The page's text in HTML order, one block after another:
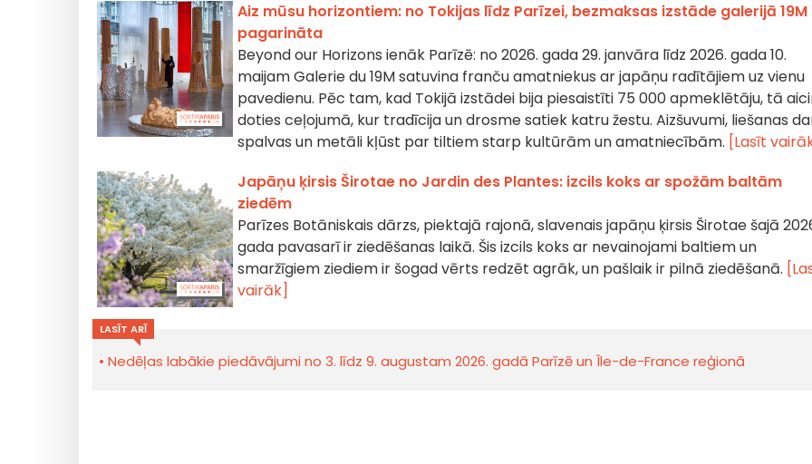
Aiz mūsu horizontiem: no Tokijas līdz Parīzei, bezmaksas izstāde galerijā 19M
pagarināta
Beyond our Horizons ienāk Parīzē: no 2026. gada 29. janvāra līdz 2026. gada 10.
maijam Galerie du 19M satuvina franču amatniekus ar japāņu radītājiem uz vienu
pavedienu. Pēc tam, kad Tokijā izstādei bija piesaistīti 75 000 apmeklētāju, tā
doties ceļojumā, kur tradīcija un drosme satiek katru žestu. Aizšuvumi, liešanas
spalvas un metāli kļūst par tiltiem starp kultūrām un amatniecībām. [Lasīt
Japāņu ķirsis Širotae no Jardin des Plantes: izcils koks ar spožām baltām
ziedēm
Parīzes Botāniskais dārzs, piektajā rajonā, slavenais japāņu ķirsis Širotae šajā
gada pavasarī ir ziedēšanas laikā. Šis izcils koks ar nevainojami baltiem un
smaržīgiem ziediem ir šogad vērts redzēt agrāk, un pašlaik ir pilnā ziedēšanā.
vairāk]
LASĪT ARĪ
Nedēļas labākie piedāvājumi no 3. līdz 9. augustam 2026. gadā Parīzē un Île-de-France reģionā